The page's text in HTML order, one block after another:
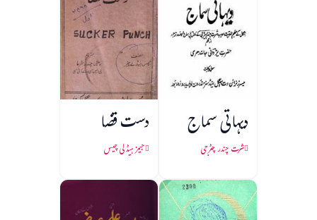
دیہاتی سماج
شرت چندر چٹرجی
دست قضا
جیمز ہیڈلی چیس